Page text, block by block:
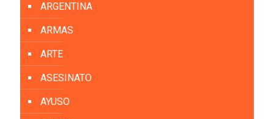
ARGENTINA
ARMAS
ARTE
ASESINATO
AYUSO